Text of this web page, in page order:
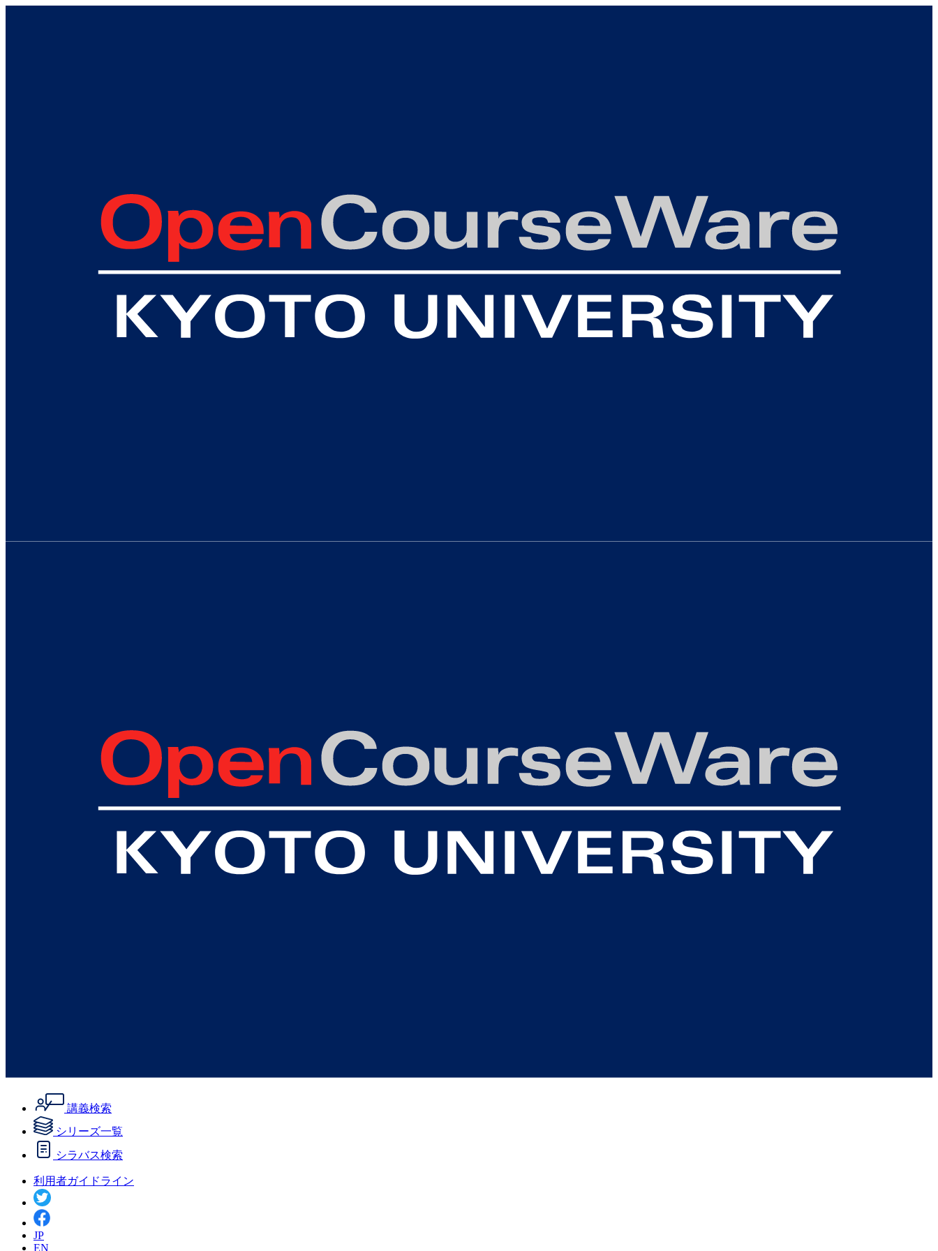
講義検索
シリーズ一覧
シラバス検索
利用者ガイドライン
JP
EN